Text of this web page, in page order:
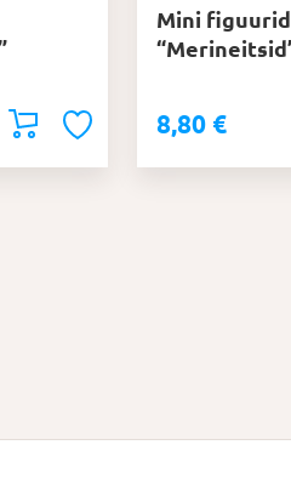
Mini
8,80 €